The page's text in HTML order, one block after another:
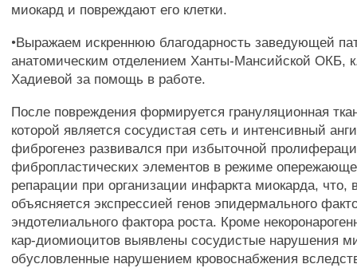
миокард и повреждают его клетки.
•Выражаем искреннюю благодарность заведующей
анатомическим отделением Ханты-Мансийской ОКБ,
Хадиевой за помощь в работе.
После повреждения формируется грануляционная
которой является сосудистая сеть и интенсивный
фиброгенез развивался при избыточной
фибропластических элементов в режиме
репарации при организации инфаркта миокарда, что,
объясняется экспрессией генов эпидермального
эндотелиального фактора роста. Кроме
кар-диомиоцитов выявлены сосудистые нарушения
обусловленные нарушением кровоснабжения